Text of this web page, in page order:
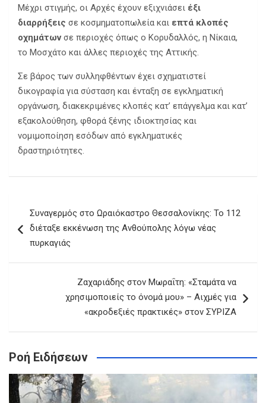
Μέχρι στιγμής, οι Αρχές έχουν εξιχνιάσει έξι
διαρρήξεις σε κοσμηματοπωλεία και επτά κλοπές
οχημάτωνσε περιοχές όπως ο Κορυδαλλός, η Νίκαια,
το Μοσχάτο και άλλες περιοχές της Αττικής.
Σε βάρος των συλληφθέντων έχει σχηματιστεί
δικογραφία για σύσταση και ένταξη σε εγκληματική
οργάνωση, διακεκριμένες κλοπές κατ’ επάγγελμα και κατ’
εξακολούθηση, φθορά ξένης ιδιοκτησίας και
νομιμοποίηση εσόδων από εγκληματικές
δραστηριότητες.
άρθρων
Συναγερμός στο Ωραιόκαστρο Θεσσαλονίκης: Το 112
διέταξε εκκένωση της Ανθούπολης λόγω νέας
πυρκαγιάς
Ζαχαριάδης στον Μωραΐτη: «Σταμάτα να
χρησιμοποιείς το όνομά μου» – Αιχμές για
«ακροδεξιές πρακτικές» στον ΣΥΡΙΖΑ
Ροή Ειδήσεων